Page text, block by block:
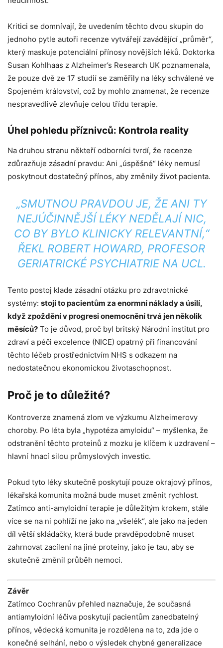
Kritici se domnívají, že uvedením těchto dvou skupin do
jednoho pytle autoři recenze vytvářejí zavádějící „průměr“,
který maskuje potenciální přínosy novějších léků. Doktorka
Susan Kohlhaas z Alzheimer’s Research UK poznamenala,
že pouze dvě ze 17 studií se zaměřily na léky schválené ve
Spojeném království, což by mohlo znamenat, že recenze
nespravedlivě zlevňuje celou třídu terapie.
Úhel pohledu příznivců: Kontrola reality
Na druhou stranu někteří odborníci tvrdí, že recenze
zdůrazňuje zásadní pravdu: Ani „úspěšné“ léky nemusí
poskytnout dostatečný přínos, aby změnily život pacienta.
„SMUTNOU PRAVDOU JE, ŽE ANI TY
NEJÚČINNĚJŠÍ LÉKY NEDĚLAJÍ NIC,
CO BY BYLO KLINICKY RELEVANTNÍ,“
ŘEKL ROBERT HOWARD, PROFESOR
GERIATRICKÉ PSYCHIATRIE NA UCL.
Tento postoj klade zásadní otázku pro zdravotnické
systémy: stojí to pacientům za enormní náklady a úsilí,
když zpoždění v progresi onemocnění trvá jen několik
měsíců? To je důvod, proč byl britský Národní institut pro
zdraví a péči excelence (NICE) opatrný při financování
těchto léčeb prostřednictvím NHS s odkazem na
nedostatečnou ekonomickou životaschopnost.
Proč je to důležité?
Kontroverze znamená zlom ve výzkumu Alzheimerovy
choroby. Po léta byla „hypotéza amyloidu“ – myšlenka, že
odstranění těchto proteinů z mozku je klíčem k uzdravení –
hlavní hnací silou průmyslových investic.
Pokud tyto léky skutečně poskytují pouze okrajový přínos,
lékařská komunita možná bude muset změnit rychlost.
Zatímco anti-amyloidní terapie je důležitým krokem, stále
více se na ni pohlíží ne jako na „všelék“, ale jako na jeden
díl větší skládačky, která bude pravděpodobně muset
zahrnovat zacílení na jiné proteiny, jako je tau, aby se
skutečně změnil průběh nemoci.
Závěr
Zatímco Cochranův přehled naznačuje, že současná
antiamyloidní léčiva poskytují pacientům zanedbatelný
přínos, vědecká komunita je rozdělena na to, zda jde o
konečné selhání, nebo o výsledek chybné generalizace